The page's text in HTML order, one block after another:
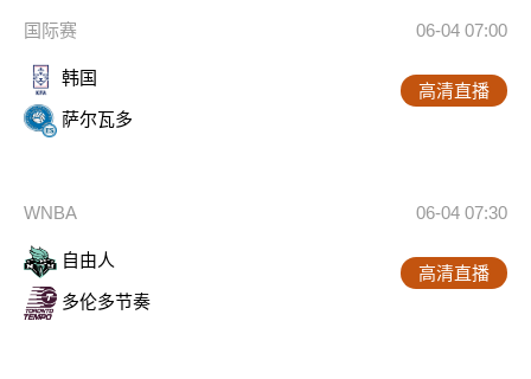
国际赛 06-04 07:00
韩国
萨尔瓦多
高清直播
WNBA 06-04 07:30
自由人
多伦多节奏
高清直播